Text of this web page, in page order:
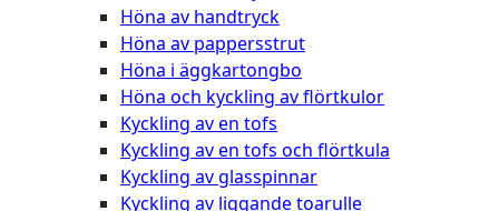
Höna av handtryck
Höna av pappersstrut
Höna i äggkartongbo
Höna och kyckling av flörtkulor
Kyckling av en tofs
Kyckling av en tofs och flörtkula
Kyckling av glasspinnar
Kyckling av liggande toarulle